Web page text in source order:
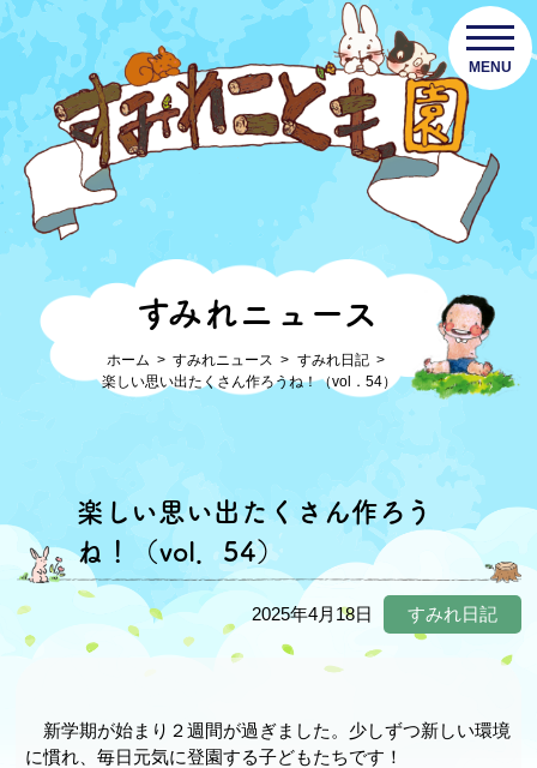
MENU
すみれニュース
ホーム すみれニュース
すみれ日記
楽しい思い出たくさん作ろうね！（vol．54）
楽しい思い出たくさん作ろう
ね！（vol．54）
2025年4月18日 すみれ日記
新学期が始まり２週間が過ぎました。少しずつ新しい環境
に慣れ、毎日元気に登園する子どもたちです！